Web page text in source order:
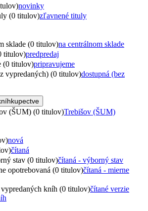
novinky
(0 titulov)zľavnené tituly
sklade (0 titulov)na centrálnom sklade
titulov)predpredaj
(0 titulov)pripravujeme
vypredaných) (0 titulov)dostupná (bez
(ŠUM) (0 titulov)Trebišov (ŠUM)
nová
čítaná
stav (0 titulov)čítaná - výborný stav
opotrebovaná (0 titulov)čítaná - mierne
vypredaných kníh (0 titulov)čítané verzie